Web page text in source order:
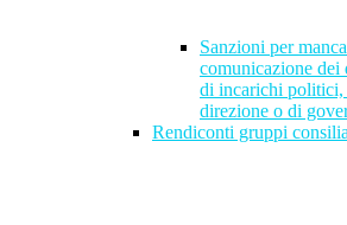
Sanzioni per
comunicazione dei
di incarichi politici,
direzione o di
Rendiconti gruppi